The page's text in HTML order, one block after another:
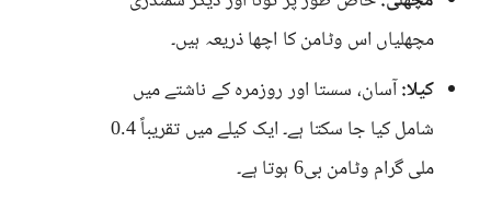
مچھلیاں اس وٹامن کا اچھا ذریعہ ہیں۔
کیلا:آسان، سستا اور روزمرہ کے ناشتے میں
شامل کیا جا سکتا ہے۔ ایک کیلے میں تقریباً 0.4
ملی گرام وٹامن بی6 ہوتا ہے۔